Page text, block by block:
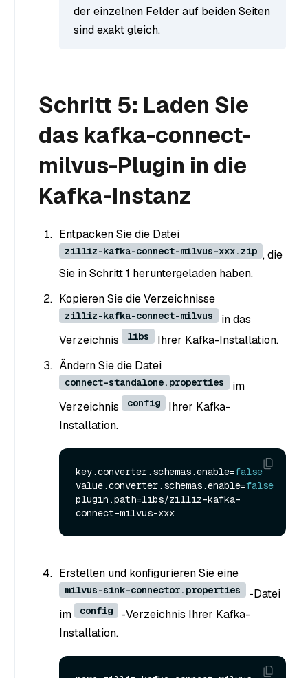
der einzelnen Felder auf beiden Seiten
sind exakt gleich.
Schritt 5: Laden Sie
das kafka-connect-
milvus-Plugin in die
Kafka-Instanz
Entpacken Sie die Datei
zilliz-kafka-connect-milvus-xxx.zip , die
Sie in Schritt 1 heruntergeladen haben.
Kopieren Sie die Verzeichnisse
zilliz-kafka-connect-milvus
in das
Verzeichnis
libs
Ihrer Kafka-Installation.
Ändern Sie die Datei
connect-standalone.properties
im
Verzeichnis
config
Ihrer Kafka-
Installation.
key.converter.schemas.enable=false
value.converter.schemas.enable=false
plugin.path=libs/zilliz-kafka-
Erstellen und konfigurieren Sie eine
milvus-sink-connector.properties
-Datei
im
config
-Verzeichnis Ihrer Kafka-
Installation.